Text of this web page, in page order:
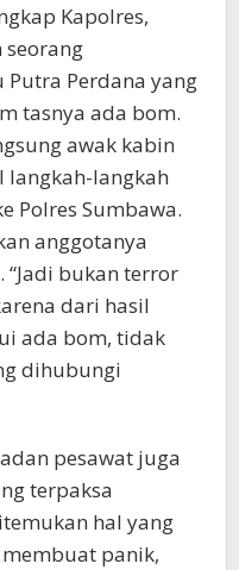
Kapolres,
Perdana yang
tasnya ada bom.
awak kabin
langkah-langkah
Polres Sumbawa.
anggotanya
bukan terror
dari hasil
ada bom, tidak
dihubungi
pesawat juga
terpaksa
hal yang
panik,